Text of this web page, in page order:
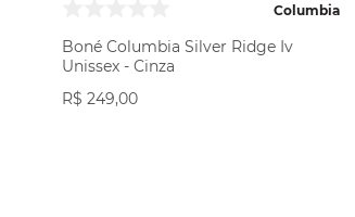
Columbia
Boné Columbia Silver Ridge Iv
Unissex - Cinza
R$ 249,00